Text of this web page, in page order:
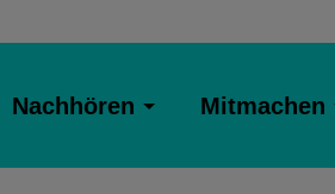
Nachhören Mitmachen